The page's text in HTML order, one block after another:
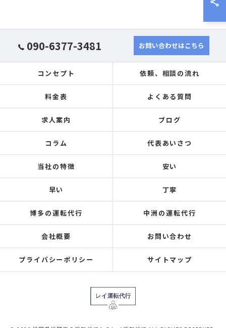
090-6377-3481 お問い合わせはこちら
コンセプト 依頼、相談の流れ
料金表 よくある質問
求人案内 ブログ
コラム 代表あいさつ
当社の特徴 安い
早い 丁寧
博多の運転代行 中洲の運転代行
会社概要 お問い合わせ
プライバシーポリシー サイトマップ